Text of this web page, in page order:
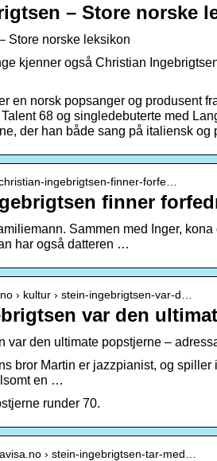
– Store norske
Store norske leksikon
kjenner også Christian
en norsk popsanger og produsent
68 og singledebuterte med
der han både sang på italiensk
ingebrigtsen-finner-forfe…
finner
Sammen med Inger,
har også datteren …
› kultur › stein-ingebrigtsen-var-d…
var den
var den ultimate popstjerne –
bror Martin er jazzpianist, og
en …
runder 70.
› stein-ingebrigtsen-tar-med…